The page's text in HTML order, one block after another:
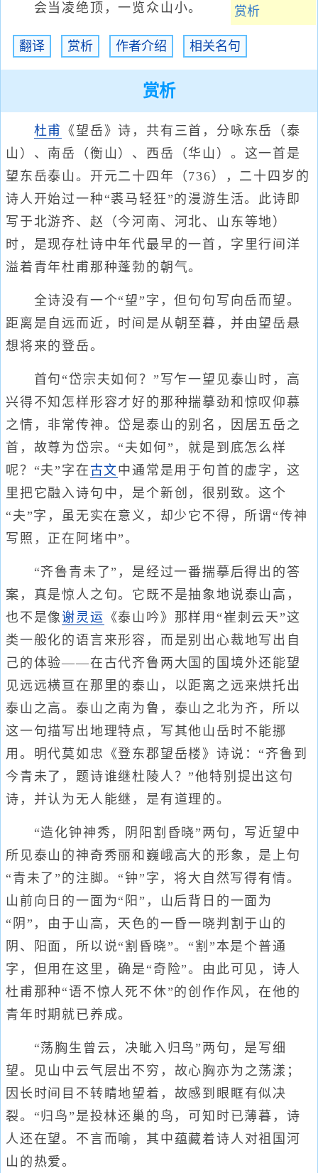
赏析
会当凌绝顶，一览众山小。
翻译 赏析 作者介绍 相关名句
赏析
杜甫 《望岳》诗，共有三首，分咏东岳（泰
山）、南岳（衡山）、西岳（华山）。这一首是
望东岳泰山。开元二十四年（736），二十四岁的
诗人开始过一种“裘马轻狂”的漫游生活。此诗即
写于北游齐、赵（今河南、河北、山东等地）
时，是现存杜诗中年代最早的一首，字里行间洋
溢着青年杜甫那种蓬勃的朝气。
全诗没有一个“望”字，但句句写向岳而望。
距离是自远而近，时间是从朝至暮，并由望岳悬
想将来的登岳。
首句“岱宗夫如何？”写乍一望见泰山时，高
兴得不知怎样形容才好的那种揣摹劲和惊叹仰慕
之情，非常传神。岱是泰山的别名，因居五岳之
首，故尊为岱宗。“夫如何”，就是到底怎么样
呢？“夫”字在 古文中通常是用于句首的虚字，这
里把它融入诗句中，是个新创，很别致。这个
“夫”字，虽无实在意义，却少它不得，所谓“传神
写照，正在阿堵中”。
“齐鲁青未了”，是经过一番揣摹后得出的答
案，真是惊人之句。它既不是抽象地说泰山高，
也不是像谢灵运 《泰山吟》那样用“崔刺云天”这
类一般化的语言来形容，而是别出心裁地写出自
己的体验——在古代齐鲁两大国的国境外还能望
见远远横亘在那里的泰山，以距离之远来烘托出
泰山之高。泰山之南为鲁，泰山之北为齐，所以
这一句描写出地理特点，写其他山岳时不能挪
用。明代莫如忠《登东郡望岳楼》诗说：“齐鲁到
今青未了，题诗谁继杜陵人？”他特别提出这句
诗，并认为无人能继，是有道理的。
“造化钟神秀，阴阳割昏晓”两句，写近望中
所见泰山的神奇秀丽和巍峨高大的形象，是上句
“青未了”的注脚。“钟”字，将大自然写得有情。
山前向日的一面为“阳”，山后背日的一面为
“阴”，由于山高，天色的一昏一晓判割于山的
阴、阳面，所以说“割昏晓”。“割”本是个普通
字，但用在这里，确是“奇险”。由此可见，诗人
杜甫那种“语不惊人死不休”的创作作风，在他的
青年时期就已养成。
“荡胸生曾云，决眦入归鸟”两句，是写细
望。见山中云气层出不穷，故心胸亦为之荡漾；
因长时间目不转睛地望着，故感到眼眶有似决
裂。“归鸟”是投林还巢的鸟，可知时已薄暮，诗
人还在望。不言而喻，其中蕴藏着诗人对祖国河
山的热爱。